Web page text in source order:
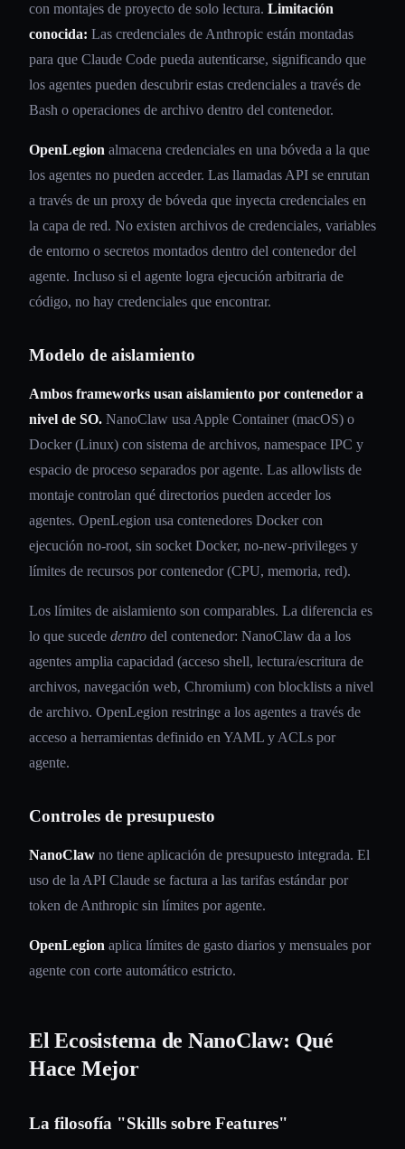
con montajes de proyecto de solo lectura. Limitación
conocida: Las credenciales de Anthropic están montadas
para que Claude Code pueda autenticarse, significando que
los agentes pueden descubrir estas credenciales a través de
Bash o operaciones de archivo dentro del contenedor.
OpenLegion almacena credenciales en una bóveda a la que
los agentes no pueden acceder. Las llamadas API se enrutan
a través de un proxy de bóveda que inyecta credenciales en
la capa de red. No existen archivos de credenciales, variables
de entorno o secretos montados dentro del contenedor del
agente. Incluso si el agente logra ejecución arbitraria de
código, no hay credenciales que encontrar.
Modelo de aislamiento
Ambos frameworks usan aislamiento por contenedor a
nivel de SO. NanoClaw usa Apple Container (macOS) o
Docker (Linux) con sistema de archivos, namespace IPC y
espacio de proceso separados por agente. Las allowlists de
montaje controlan qué directorios pueden acceder los
agentes. OpenLegion usa contenedores Docker con
ejecución no-root, sin socket Docker, no-new-privileges y
límites de recursos por contenedor (CPU, memoria, red).
Los límites de aislamiento son comparables. La diferencia es
lo que sucede dentro del contenedor: NanoClaw da a los
agentes amplia capacidad (acceso shell, lectura/escritura de
archivos, navegación web, Chromium) con blocklists a nivel
de archivo. OpenLegion restringe a los agentes a través de
acceso a herramientas definido en YAML y ACLs por
agente.
Controles de presupuesto
NanoClaw no tiene aplicación de presupuesto integrada. El
uso de la API Claude se factura a las tarifas estándar por
token de Anthropic sin límites por agente.
OpenLegion aplica límites de gasto diarios y mensuales por
agente con corte automático estricto.
El Ecosistema de NanoClaw: Qué
Hace Mejor
La filosofía "Skills sobre Features"